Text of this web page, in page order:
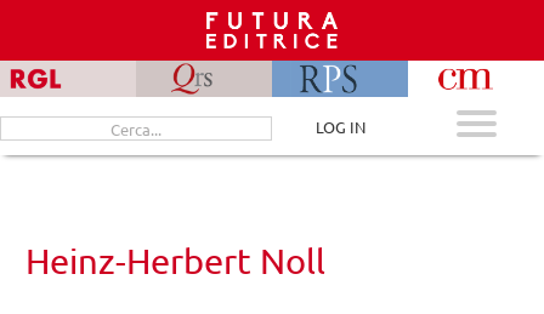
content
Cerca
per:
LOG IN
Heinz-Herbert Noll